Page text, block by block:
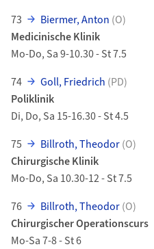
73
Biermer, Anton (O)
Medicinische Klinik
Mo-Do, Sa 9-10.30 - St 7.5
74
Goll, Friedrich (PD)
Poliklinik
Di, Do, Sa 15-16.30 - St 4.5
75
Billroth, Theodor(O)
Chirurgische Klinik
Mo-Do, Sa 10.30-12 - St 7.5
76
Billroth, Theodor(O)
Chirurgischer Operationscurs
Mo-Sa 7-8 - St 6